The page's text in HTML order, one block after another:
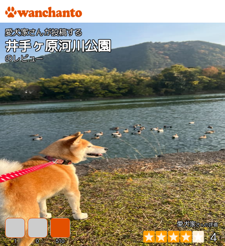
愛犬家さんが投稿する
井手ヶ原河川公園
のレビュー
愛犬家さんの評価
4
1 0 510